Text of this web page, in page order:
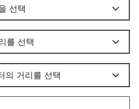
선택
를 선택
의 거리를 선택